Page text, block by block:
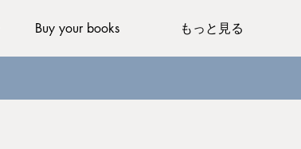
Buy your books もっと見る